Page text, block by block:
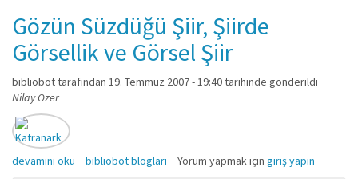
Gözün Süzdüğü Şiir, Şiirde
Görsellik ve Görsel Şiir
bibliobottarafından 19. Temmuz 2007 - 19:40 tarihinde gönderildi
Nilay Özer
Gözün Süzdüğü Şiir, Şiirde Görsellik ve Görsel Şiir hakkında
devamını oku bibliobot blogları Yorum yapmak için giriş yapın